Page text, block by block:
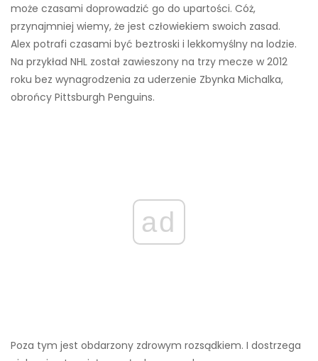
może czasami doprowadzić go do upartości. Cóż,
przynajmniej wiemy, że jest człowiekiem swoich zasad.
Alex potrafi czasami być beztroski i lekkomyślny na lodzie.
Na przykład NHL został zawieszony na trzy mecze w 2012
roku bez wynagrodzenia za uderzenie Zbynka Michalka,
obrońcy Pittsburgh Penguins.
ad
Poza tym jest obdarzony zdrowym rozsądkiem. I dostrzega